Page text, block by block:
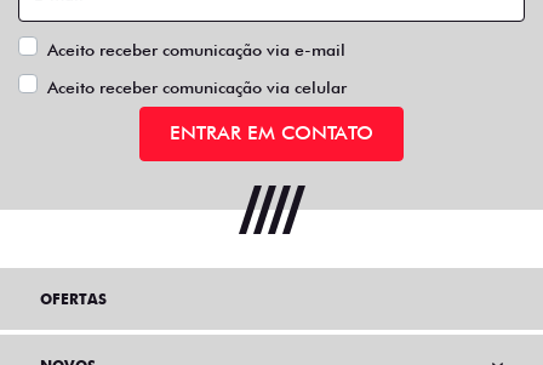
Aceito receber comunicação via e-mail
Aceito receber comunicação via celular
ENTRAR EM CONTATO
OFERTAS